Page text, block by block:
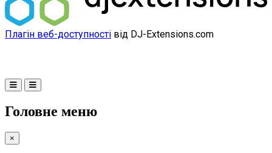
Плагін веб-доступності від DJ-Extensions.com
Головне меню
×